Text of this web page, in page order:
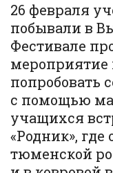
26 февраля
побывали в
Фестивале
мероприятие
попробовать
с помощью
учащихся
«Родник», где
тюменской